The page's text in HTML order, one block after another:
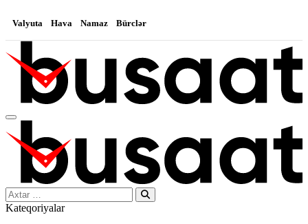
Valyuta Hava Namaz Bürclər
Search…
Kateqoriyalar